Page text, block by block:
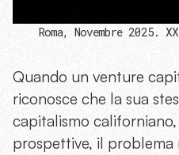
Roma, Novembre 2025.
Quando un venture
riconosce che la sua
capitalismo
prospettive, il problema